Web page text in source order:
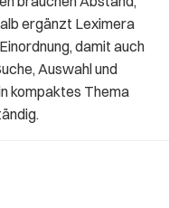
ergänzt Leximera
damit auch
Auswahl und
kompaktes Thema